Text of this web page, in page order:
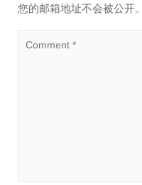
您的邮箱地址不会被公开。